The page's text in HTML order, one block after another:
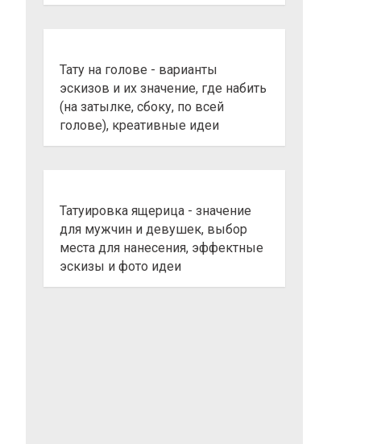
Тату на голове - варианты
эскизов и их значение, где набить
(на затылке, сбоку, по всей
голове), креативные идеи
Татуировка ящерица - значение
для мужчин и девушек, выбор
места для нанесения, эффектные
эскизы и фото идеи